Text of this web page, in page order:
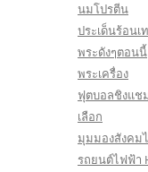
นมโปรตีน
ประเด็นร้อนเ
พระดังๆตอนนี้
พระเครื่อง
ฟุตบอลชิงแช
เลือก
มุมมองสังคม
รถยนต์ไฟฟ้า